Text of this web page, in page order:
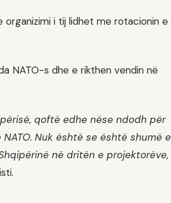
organizimi i tij lidhet me rotacionin e
NATO-s dhe e rikthen vendin në
qoftë edhe nëse ndodh për
Nuk është se është shumë e
në dritën e projektorëve,